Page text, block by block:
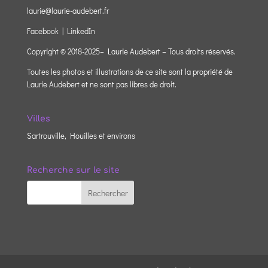
laurie@laurie-audebert.fr
Facebook | LinkedIn
Copyright © 2018-2025– Laurie Audebert – Tous droits réservés.
Toutes les photos et illustrations de ce site sont la propriété de
Laurie Audebert et ne sont pas libres de droit.
Villes
Sartrouville, Houilles et environs
Recherche sur le site